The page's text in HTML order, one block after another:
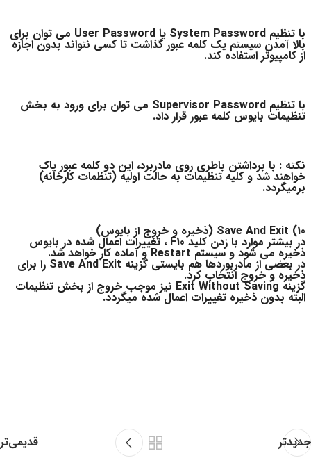
با تنظیم System Password یا User Password می توان برای
بالا آمدن سیستم یک کلمه عبور گذاشت تا کسی نتواند بدون اجازه
از کامپیوتر استفاده کند.
با تنظیم Supervisor Password می توان برای ورود به بخش
تنظیمات بایوس کلمه عبور قرار داد.
نکته : با برداشتن باطری روی مادربرد، این دو کلمه عبور پاک
خواهند شد و کلیه تنظیمات به حالت اولیه (تنظمات کارخانه)
برمیگردد.
10) Save And Exit (ذخیره و خروج از بایوس)
در بیشتر موارد با زدن کلید F10 ، تغییرات اعمال شده در بایوس
ذخیره می شود و سیستم Restart و آماده کار خواهد شد.
در بعضی از مادربوردها هم بایستی گزینه Save And Exit را برای
ذخیره و خروج انتخاب کرد.
گزینه Exit Without Saving نیز موجب خروج از بخش تنظیمات
البته بدون ذخیره تغییرات اعمال شده میگردد.
جدیدتر قدیمی‌تر